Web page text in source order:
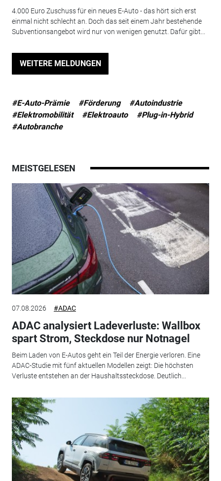
4.000 Euro Zuschuss für ein neues E-Auto - das hört sich erst
einmal nicht schlecht an. Doch das seit einem Jahr bestehende
Subventionsangebot wird nur von wenigen genutzt. Dafür gibt...
WEITERE MELDUNGEN
#E-Auto-Prämie #Förderung
#Autoindustrie
#Elektromobilität
#Elektroauto
#Plug-in-Hybrid
#Autobranche
MEISTGELESEN
07.08.2026 #ADAC
ADAC analysiert Ladeverluste: Wallbox
spart Strom, Steckdose nur Notnagel
Beim Laden von E-Autos geht ein Teil der Energie verloren. Eine
ADAC-Studie mit fünf aktuellen Modellen zeigt: Die höchsten
Verluste entstehen an der Haushaltssteckdose. Deutlich...